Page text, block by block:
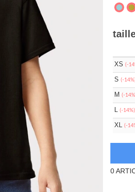
XS (-
S (-
M (-
L (-14%)
XL (-
0